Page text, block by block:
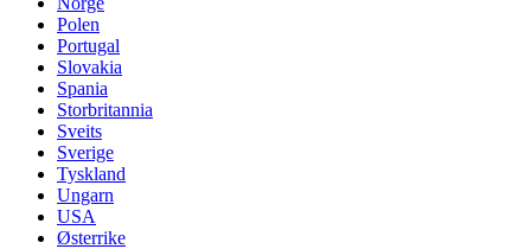
Polen
Portugal
Slovakia
Spania
Storbritannia
Sveits
Sverige
Tyskland
Ungarn
USA
Østerrike